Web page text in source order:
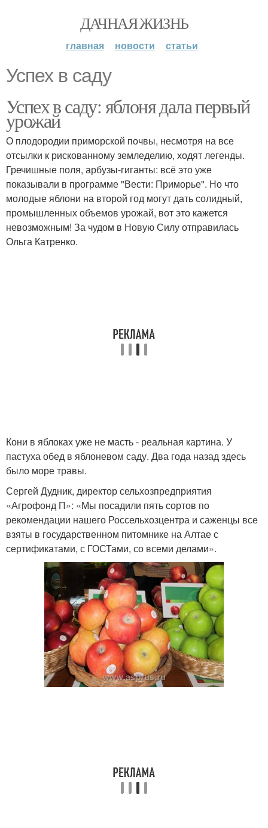
ДАЧНАЯ ЖИЗНЬ
главная новости статьи
Успех в саду
Успех в саду: яблоня дала первый
урожай
О плодородии приморской почвы, несмотря на все
отсылки к рискованному земледелию, ходят легенды.
Гречишные поля, арбузы-гиганты: всё это уже
показывали в программе "Вести: Приморье". Но что
молодые яблони на второй год могут дать солидный,
промышленных объемов урожай, вот это кажется
невозможным! За чудом в Новую Силу отправилась
Ольга Катренко.
Кони в яблоках уже не масть - реальная картина. У
пастуха обед в яблоневом саду. Два года назад здесь
было море травы.
Сергей Дудник, директор сельхозпредприятия
«Агрофонд П»: «Мы посадили пять сортов по
рекомендации нашего Россельхозцентра и саженцы все
взяты в государственном питомнике на Алтае с
сертификатами, с ГОСТами, со всеми делами».